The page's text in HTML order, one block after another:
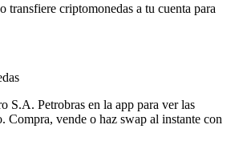
transfiere criptomonedas a tu cuenta para
S.A. Petrobras en la app para ver las
Compra, vende o haz swap al instante con